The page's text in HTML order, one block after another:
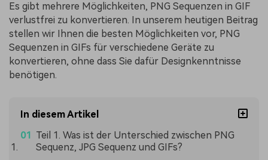
Es gibt mehrere Möglichkeiten, PNG Sequenzen in GIF
verlustfrei zu konvertieren. In unserem heutigen Beitrag
stellen wir Ihnen die besten Möglichkeiten vor, PNG
Sequenzen in GIFs für verschiedene Geräte zu
konvertieren, ohne dass Sie dafür Designkenntnisse
benötigen.
In diesem Artikel
Teil 1. Was ist der Unterschied zwischen PNG
Sequenz, JPG Sequenz und GIFs?